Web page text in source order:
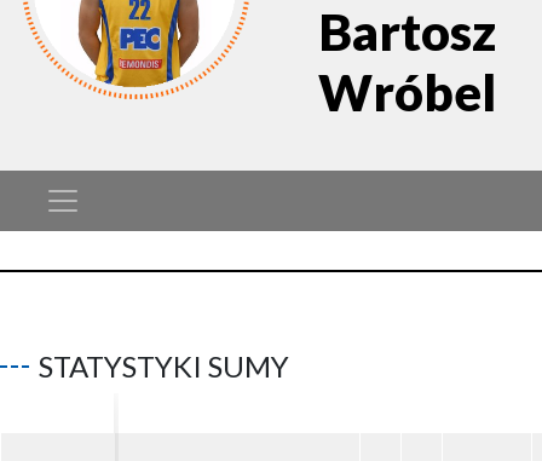
Bartosz
Wróbel
STATYSTYKI SUMY